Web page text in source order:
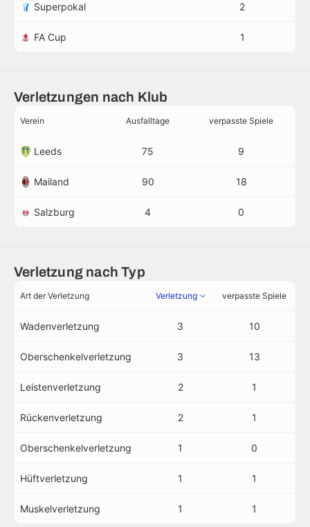
Superpokal 2
FA Cup 1
Verletzungen nach Klub
Verein Ausfalltage verpasste Spiele
Leeds 75 9
Mailand 90 18
Salzburg 4 0
Verletzung nach Typ
Art der Verletzung Verletzung verpasste Spiele
Wadenverletzung 3 10
Oberschenkelverletzung 3 13
Leistenverletzung 2 1
Rückenverletzung 2 1
Oberschenkelverletzung 1 0
Hüftverletzung 1 1
Muskelverletzung 1 1